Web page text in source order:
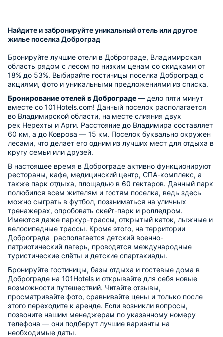
Найдите и забронируйте уникальный отель или другое
жилье поселка Доброград
Бронируйте лучшие отели в Доброграде, Владимирская
область рядом с лесом по низким ценам со скидками от
18% до 53%. Выбирайте гостиницы поселка Доброград с
акциями, фото и уникальными предложениями из списка.
Бронирование отелей в Доброграде— дело пяти минут
вместе со 101Hotels.com! Данный поселок располагается
во Владимирской области, на месте слияния двух
рек Нерехты и Арги. Расстояние до Владимира составляет
60 км, а до Коврова — 15 км. Поселок буквально окружен
лесами, что делает его одним из лучших мест для отдыха в
кругу семьи или друзей.
В настоящее время в Доброграде активно функционируют
рестораны, кафе, медицинский центр, СПА-комплекс, а
также парк отдыха, площадью в 60 гектаров. Данный парк
полюбился всем жителям и гостям поселка, ведь здесь
можно сыграть в футбол, позаниматься на уличных
тренажерах, опробовать скейт-парк и ролледром.
Имеются даже паркур-трассы, открытый каток, лыжные и
велосипедные трассы. Кроме этого, на территории
Доброграда располагается детский военно-
патриотический лагерь, проводятся международные
туристические слёты и детские спартакиады.
Бронируйте гостиницы, базы отдыха и гостевые дома в
Доброграде на 101Hotels и открывайте для себя новые
возможности путешествий. Читайте отзывы,
просматривайте фото, сравнивайте цены и только после
этого переходите к аренде. Если возникли вопросы,
позвоните нашим менеджерам по указанному номеру
телефона — они подберут лучшие варианты на
необходимые даты.